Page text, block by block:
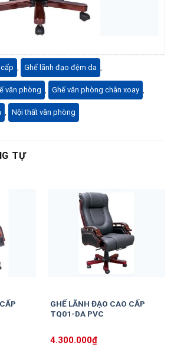
Ghế lãnh đạo đệm da
văn phòng Ghế văn phòng chân xoay
Nội thất văn phòng
TỰ
GHẾ LÃNH ĐẠO CAO CẤP
TQ01-DA PVC
4.300.000₫